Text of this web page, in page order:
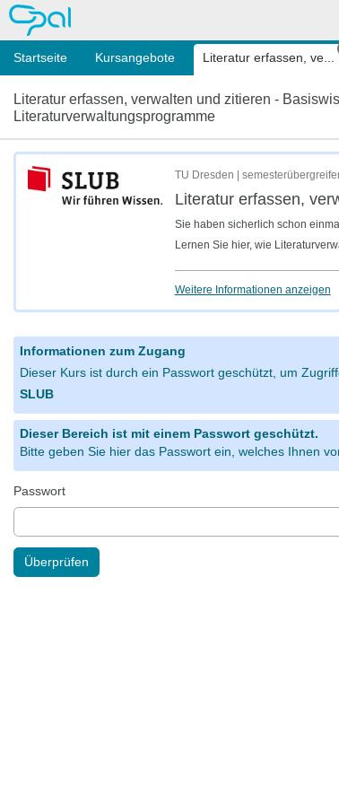
OPAL
Startseite Kursangebote Literatur erfassen, ve...
Literatur erfassen, verwalten und zitieren -
Literaturverwaltungsprogramme
TU Dresden |
Literatur erfassen,
Sie haben sicherlich schon
Lernen Sie hier, wie
Weitere Informationen anzeigen
Informationen zum Zugang
Dieser Kurs ist durch ein Passwort geschützt, um
SLUB
Dieser Bereich ist mit einem Passwort geschützt.
Bitte geben Sie hier das Passwort ein, welches Ihnen
Passwort
Überprüfen